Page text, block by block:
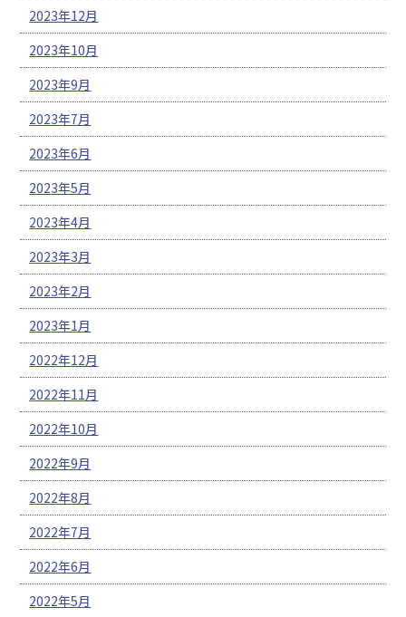
2023年12月
2023年10月
2023年9月
2023年7月
2023年6月
2023年5月
2023年4月
2023年3月
2023年2月
2023年1月
2022年12月
2022年11月
2022年10月
2022年9月
2022年8月
2022年7月
2022年6月
2022年5月